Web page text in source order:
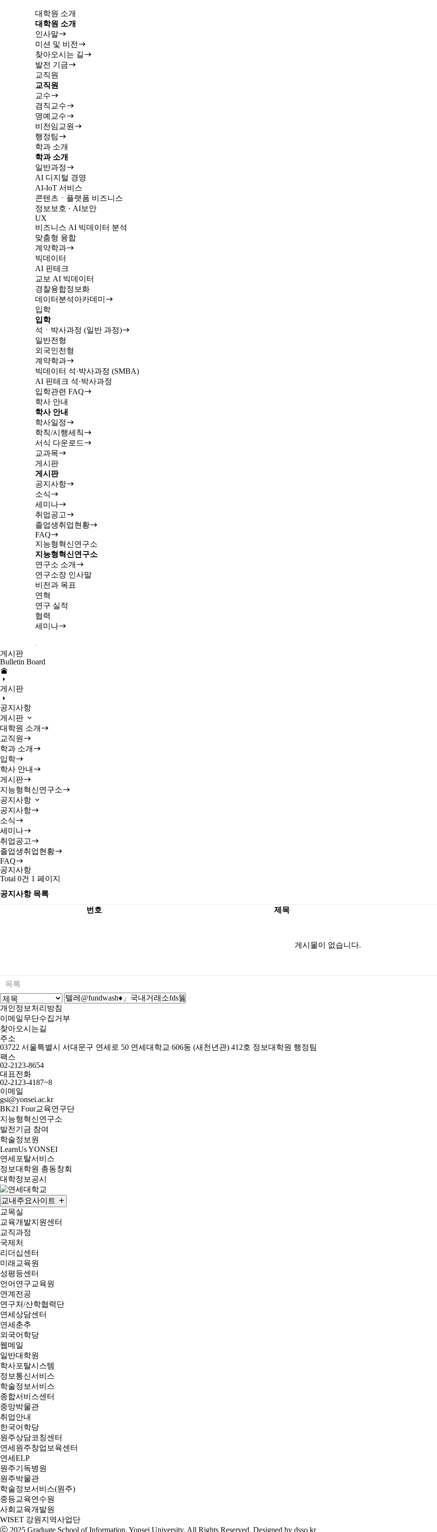
대학원 소개
대학원 소개
인사말
미션 및 비전
찾아오시는 길
발전 기금
교직원
교직원
교수
겸직교수
명예교수
비전임교원
행정팀
학과 소개
학과 소개
일반과정
AI 디지털 경영
AI-IoT 서비스
콘텐츠ㆍ플랫폼 비즈니스
정보보호 · AI보안
UX
비즈니스 AI 빅데이터 분석
맞춤형 융합
계약학과
빅데이터
AI 핀테크
교보 AI 빅데이터
경찰융합정보화
데이터분석아카데미
입학
입학
석ㆍ박사과정 (일반 과정)
일반전형
외국인전형
계약학과
빅데이터 석·박사과정 (SMBA)
AI 핀테크 석·박사과정
입학관련 FAQ
학사 안내
학사 안내
학사일정
학칙/시행세칙
서식 다운로드
교과목
게시판
게시판
공지사항
소식
세미나
취업공고
졸업생취업현황
FAQ
지능형혁신연구소
지능형혁신연구소
연구소 소개
연구소장 인사말
비전과 목표
연혁
연구 실적
협력
세미나
게시판
Bulletin Board
게시판
공지사항
게시판
대학원 소개
교직원
학과 소개
입학
학사 안내
게시판
지능형혁신연구소
공지사항
공지사항
소식
세미나
취업공고
졸업생취업현황
FAQ
공지사항
Total 0건 1 페이지
공지사항 목록
번호
제목
게시물이 없습니다.
목록
개인정보처리방침
이메일무단수집거부
찾아오시는길
주소
03722 서울특별시 서대문구 연세로 50 연세대학교 606동 (새천년관) 412호 정보대학원 행정팀
팩스
02-2123-8654
대표전화
02-2123-4187~8
이메일
gsi@yonsei.ac.kr
BK21 Four교육연구단
지능형혁신연구소
발전기금 참여
학술정보원
LearnUs YONSEI
연세포탈서비스
정보대학원 총동창회
대학정보공시
교내주요사이트
교목실
교육개발지원센터
교직과정
국제처
리더십센터
미래교육원
성평등센터
언어연구교육원
연계전공
연구처/산학협력단
연세상담센터
연세춘추
외국어학당
웹메일
일반대학원
학사포탈시스템
정보통신서비스
학술정보서비스
종합서비스센터
중앙박물관
취업안내
한국어학당
원주상담코칭센터
연세원주창업보육센터
연세ELP
원주기독병원
원주박물관
학술정보서비스(원주)
중등교육연수원
사회교육개발원
WISET 강원지역사업단
ⓒ 2025 Graduate School of Information, Yonsei University. All Rights Reserved. Designed by dsso.kr